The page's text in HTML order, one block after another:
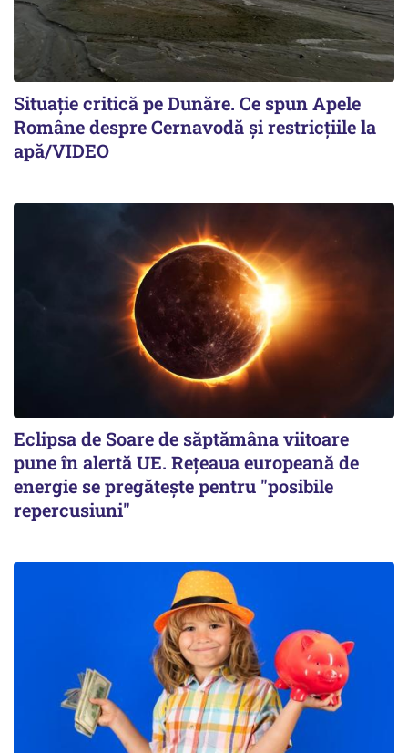
Situație critică pe Dunăre. Ce spun Apele
Române despre Cernavodă și restricțiile la
apă/VIDEO
Eclipsa de Soare de săptămâna viitoare
pune în alertă UE. Rețeaua europeană de
energie se pregătește pentru "posibile
repercusiuni"